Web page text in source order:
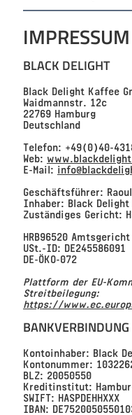
IMPRESSUM
BLACK DELIGHT
Black Delight Kaffee
Waidmannstr. 12c
22769 Hamburg
Deutschland
Telefon: +49(0)40-
Web:
E-Mail:
Geschäftsführer:
Inhaber: Black Delight
Zuständiges Gericht:
HRB96520
USt.-ID: DE245586091
DE-ÖKO-072
Plattform der EU-
Streitbeilegung:
https://
BANKVERBINDUNG
Kontoinhaber: Black
Kontonummer:
BLZ: 20050550
Kreditinstitut:
SWIFT: HASPDEHHXXX
IBAN: